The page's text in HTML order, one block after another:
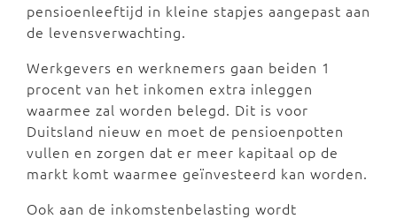
pensioenleeftijd in kleine stapjes aangepast aan
de levensverwachting.
Werkgevers en werknemers gaan beiden 1
procent van het inkomen extra inleggen
waarmee zal worden belegd. Dit is voor
Duitsland nieuw en moet de pensioenpotten
vullen en zorgen dat er meer kapitaal op de
markt komt waarmee geïnvesteerd kan worden.
Ook aan de inkomstenbelasting wordt